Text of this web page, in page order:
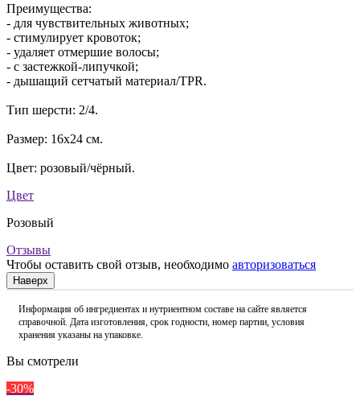
Преимущества:
- для чувствительных животных;
- стимулирует кровоток;
- удаляет отмершие волосы;
- с застежкой-липучкой;
- дышащий сетчатый материал/TPR.
Тип шерсти: 2/4.
Размер: 16х24 см.
Цвет: розовый/чёрный.
Цвет
Розовый
Отзывы
Чтобы оставить свой отзыв, необходимо авторизоваться
Наверх
Информация об ингредиентах и нутриентном составе на сайте является
справочной. Дата изготовления, срок годности, номер партии, условия
хранения указаны на упаковке.
Вы смотрели
-30%